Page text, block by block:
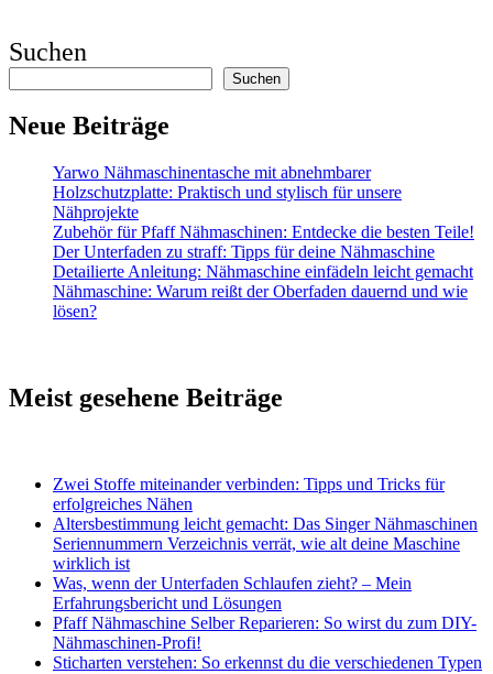
Suchen
Suchen
Neue Beiträge
Yarwo Nähmaschinentasche mit abnehmbarer
Holzschutzplatte: Praktisch und stylisch für unsere
Nähprojekte
Zubehör für Pfaff Nähmaschinen: Entdecke die besten Teile!
Der Unterfaden zu straff: Tipps für deine Nähmaschine
Detailierte Anleitung: Nähmaschine einfädeln leicht gemacht
Nähmaschine: Warum reißt der Oberfaden dauernd und wie
lösen?
Meist gesehene Beiträge
Zwei Stoffe miteinander verbinden: Tipps und Tricks für
erfolgreiches Nähen
Altersbestimmung leicht gemacht: Das Singer Nähmaschinen
Seriennummern Verzeichnis verrät, wie alt deine Maschine
wirklich ist
Was, wenn der Unterfaden Schlaufen zieht? – Mein
Erfahrungsbericht und Lösungen
Pfaff Nähmaschine Selber Reparieren: So wirst du zum DIY-
Nähmaschinen-Profi!
Sticharten verstehen: So erkennst du die verschiedenen Typen